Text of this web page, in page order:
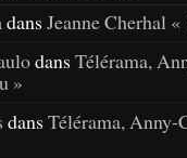
Jeanne Cherhal
dans Télérama,
»
dans Télérama, Anny-